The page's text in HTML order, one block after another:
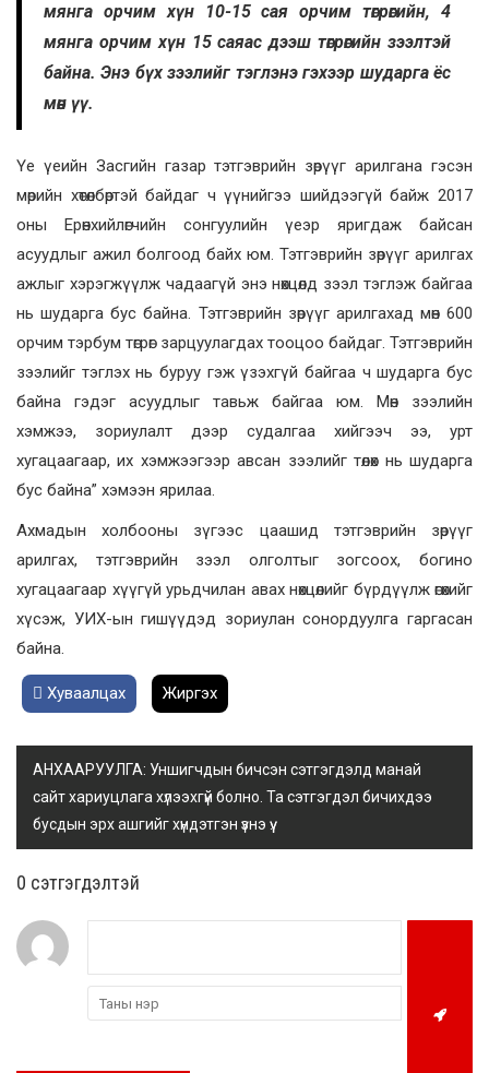
мянга орчим хүн 10-15 сая орчим төгрөгийн, 4
мянга орчим хүн 15 саяас дээш төгрөгийн зээлтэй
байна. Энэ бүх зээлийг тэглэнэ гэхээр шударга ёс
мөн үү.
Үе үеийн Засгийн газар тэтгэврийн зөрүүг арилгана гэсэн
мөрийн хөтөлбөртэй байдаг ч үүнийгээ шийдээгүй байж 2017
оны Ерөнхийлөгчийн сонгуулийн үеэр яригдаж байсан
асуудлыг ажил болгоод байх юм. Тэтгэврийн зөрүүг арилгах
ажлыг хэрэгжүүлж чадаагүй энэ нөхцөлд зээл тэглэж байгаа
нь шударга бус байна. Тэтгэврийн зөрүүг арилгахад мөн 600
орчим тэрбум төгрөг зарцуулагдах тооцоо байдаг. Тэтгэврийн
зээлийг тэглэх нь буруу гэж үзэхгүй байгаа ч шударга бус
байна гэдэг асуудлыг тавьж байгаа юм. Мөн зээлийн
хэмжээ, зориулалт дээр судалгаа хийгээч ээ, урт
хугацаагаар, их хэмжээгээр авсан зээлийг төлөх нь шударга
бус байна” хэмээн ярилаа.
Ахмадын холбооны зүгээс цаашид тэтгэврийн зөрүүг
арилгах, тэтгэврийн зээл олголтыг зогсоох, богино
хугацаагаар хүүгүй урьдчилан авах нөхцөлийг бүрдүүлж өгөхийг
хүсэж, УИХ-ын гишүүдэд зориулан сонордуулга гаргасан
байна.
Хуваалцах Жиргэх
АНХААРУУЛГА: Уншигчдын бичсэн сэтгэгдэлд манай
сайт хариуцлага хүлээхгүй болно. Та сэтгэгдэл бичихдээ
бусдын эрх ашгийг хүндэтгэн үзнэ үү.
0 cэтгэгдэлтэй